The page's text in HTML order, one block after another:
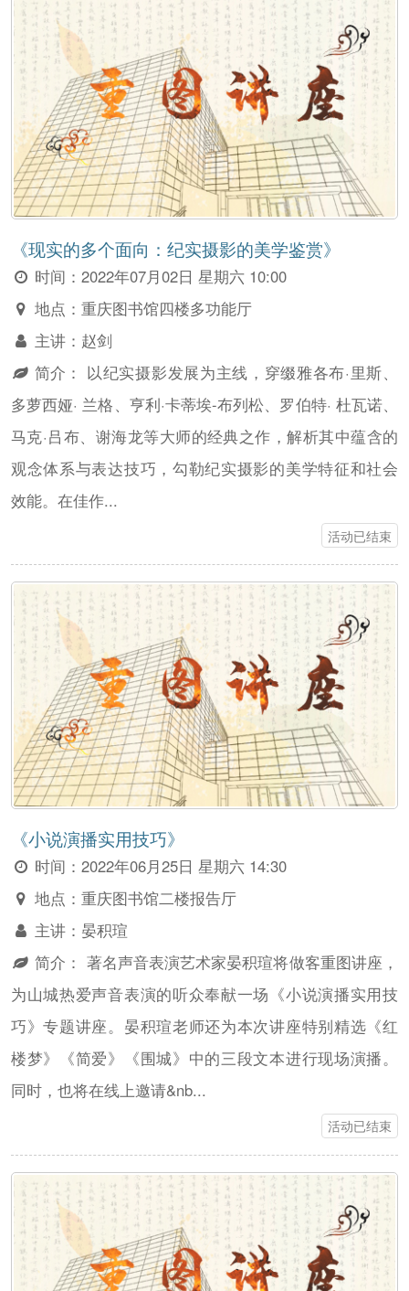
《现实的多个面向：纪实摄影的美学鉴赏》
时间：2022年07月02日 星期六 10:00
地点：重庆图书馆四楼多功能厅
主讲： 赵剑
简介： 以纪实摄影发展为主线，穿缀雅各布·里斯、
多萝西娅· 兰格、亨利·卡蒂埃-布列松、罗伯特· 杜瓦诺、
马克·吕布、谢海龙等大师的经典之作，解析其中蕴含的
观念体系与表达技巧，勾勒纪实摄影的美学特征和社会
效能。在佳作...
活动已结束
《小说演播实用技巧》
时间：2022年06月25日 星期六 14:30
地点：重庆图书馆二楼报告厅
主讲： 晏积瑄
简介： 著名声音表演艺术家晏积瑄将做客重图讲座，
为山城热爱声音表演的听众奉献一场《小说演播实用技
巧》专题讲座。晏积瑄老师还为本次讲座特别精选《红
楼梦》《简爱》《围城》中的三段文本进行现场演播。
同时，也将在线上邀请&nb...
活动已结束